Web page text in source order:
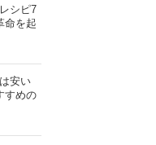
シピ7
命を起
安い
すめの